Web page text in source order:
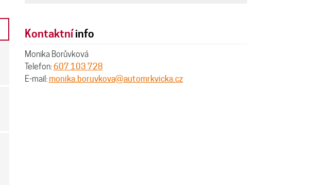
Kontaktníinfo
Monika Borůvková
Telefon:607 103 728
E-mail: monika.boruvkova@automrkvicka.cz